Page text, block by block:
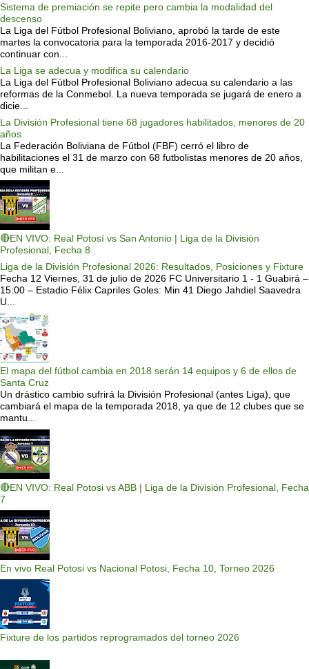
Sistema de premiación se repite pero cambia la modalidad del
descenso
La Liga del Fútbol Profesional Boliviano, aprobó la tarde de este
martes la convocatoria para la temporada 2016-2017 y decidió
continuar con...
La Liga se adecua y modifica su calendario
La Liga del Fútbol Profesional Boliviano adecua su calendario a las
reformas de la Conmebol. La nueva temporada se jugará de enero a
dicie...
La División Profesional tiene 68 jugadores habilitados, menores de 20
años
La Federación Boliviana de Fútbol (FBF) cerró el libro de
habilitaciones el 31 de marzo con 68 futbolistas menores de 20 años,
que militan e...
🔴EN VIVO: Real Potosí vs San Antonio | Liga de la División
Profesional, Fecha 8
Liga de la División Profesional 2026: Resultados, Posiciones y Fixture
Fecha 12 Viernes, 31 de julio de 2026 FC Universitario 1 - 1 Guabirá –
15:00 – Estadio Félix Capriles Goles: Min 41 Diego Jahdiel Saavedra
U...
El mapa del fútbol cambia en 2018 serán 14 equipos y 6 de ellos de
Santa Cruz
Un drástico cambio sufrirá la División Profesional (antes Liga), que
cambiará el mapa de la temporada 2018, ya que de 12 clubes que se
mantu...
🔴EN VIVO: Real Potosi vs ABB | Liga de la División Profesional, Fecha
7
En vivo Real Potosi vs Nacional Potosi, Fecha 10, Torneo 2026
Fixture de los partidos reprogramados del torneo 2026